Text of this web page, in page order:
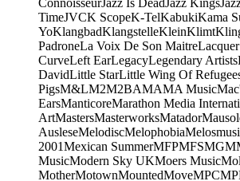
ConnoisseurJazz Is DeadJazz Kings
TimeJVCK ScopeK-TelKabukiKama
YoKlangbadKlangstelleKleinKlimt
PadroneLa Voix De Son Maitre
CurveLeft EarLegacyLegendary Artists
DavidLittle StarLittle Wing Of
PigsM&LM2M2BAMAMA Music
EarsManticoreMarathon Media
ArtMastersMasterworksMatador
AusleseMelodiscMelophobia
2001Mexican SummerMFPMFSMGM
MusicModern Sky UKMoers Music
MotherMotownMountedMoveMPC